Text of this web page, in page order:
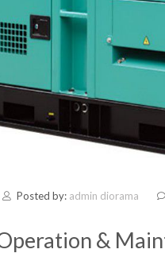
Posted by: admin diorama
&